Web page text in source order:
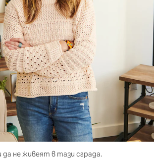
не живеят в тази сграда.